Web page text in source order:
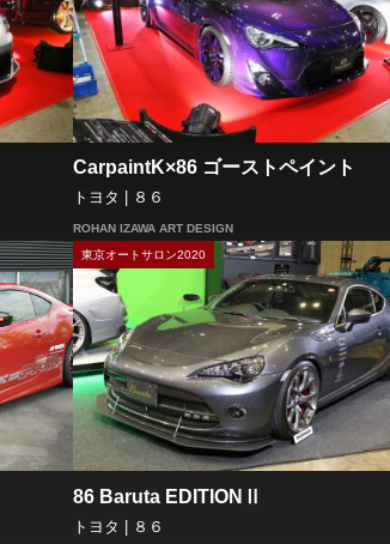
CarpaintK×86 ゴーストペイント
トヨタ | ８６
ROHAN IZAWA ART DESIGN
東京オートサロン2020
86 Baruta EDITIONⅡ
トヨタ | ８６